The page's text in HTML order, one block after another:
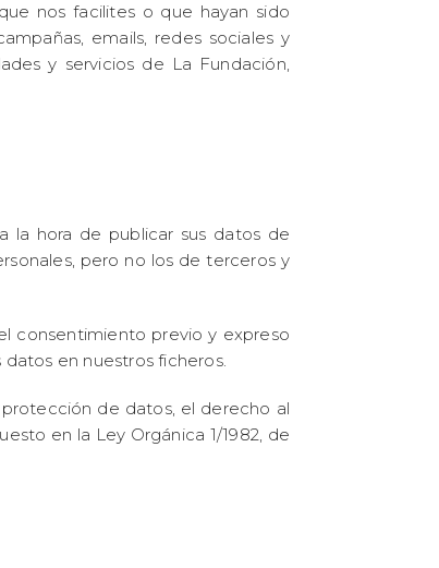
nos facilites o que hayan sido
emails, redes sociales y
y servicios de La Fundación,
la hora de publicar sus datos de
pero no los de terceros y
consentimiento previo y expreso
en nuestros ficheros.
de datos, el derecho al
en la Ley Orgánica 1/1982, de